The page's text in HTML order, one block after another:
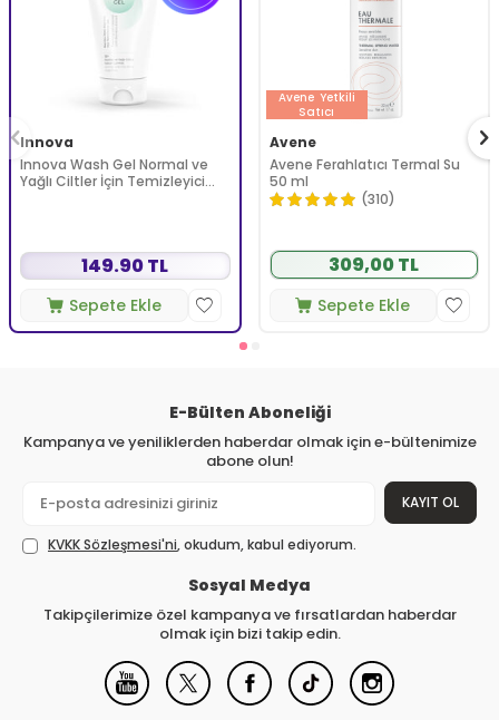
Innova
Innova Wash Gel Normal ve
Yağlı Ciltler İçin Temizleyici
149.90 TL
Sepete Ekle
Avene Yetkili
Satıcı
Avene
Avene Ferahlatıcı Termal Su
50 ml
(310)
309,00 TL
Sepete Ekle
E-Bülten Aboneliği
Kampanya ve yeniliklerden haberdar olmak için e-bültenimize
abone olun!
KAYIT OL
KVKK Sözleşmesi'ni, okudum, kabul ediyorum.
Sosyal Medya
Takipçilerimize özel kampanya ve fırsatlardan haberdar
olmak için bizi takip edin.